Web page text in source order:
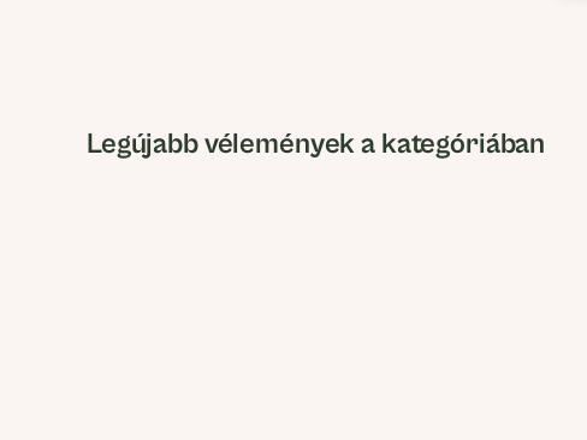
Legújabb vélemények a kategóriában